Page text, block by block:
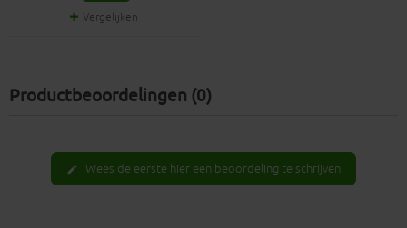
Vergelijken
Productbeoordelingen (0)
edit Wees de eerste hier een beoordeling te schrijven